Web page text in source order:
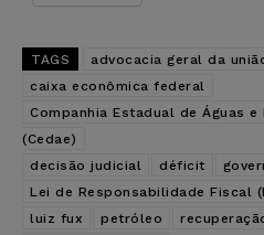
TAGS advocacia geral da
caixa econômica federal
Companhia Estadual de Águas
(Cedae)
decisão judicial
déficit
Lei de Responsabilidade Fiscal
luiz fux
petróleo